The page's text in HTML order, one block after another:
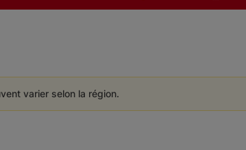
varier selon la région.